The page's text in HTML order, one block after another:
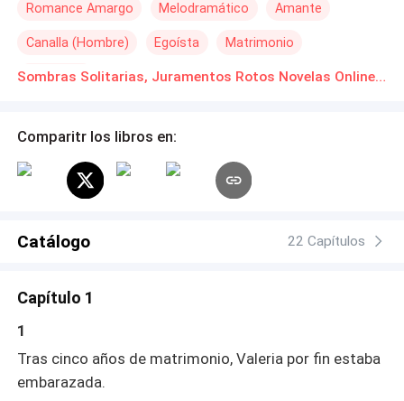
grande, capaz de albergar a dos mujeres al mismo
Romance Amargo Melodramático Amante
Canalla (Hombre) Egoísta Matrimonio
Infidelidad Sombras Solitarias, Juramentos Rotos Novelas Online Descarga gratuita de PDF
Comparitr los libros en:
Catálogo 22 Capítulos
Capítulo 1
1
Tras cinco años de matrimonio, Valeria por fin estaba
embarazada.